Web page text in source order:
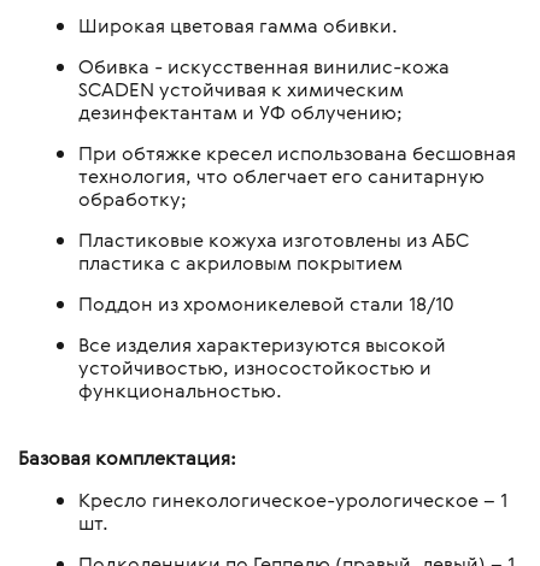
Широкая цветовая гамма обивки.
Обивка - искусственная винилис-кожа
SCADEN устойчивая к химическим
дезинфектантам и УФ облучению;
При обтяжке кресел использована бесшовная
технология, что облегчает его санитарную
обработку;
Пластиковые кожуха изготовлены из АБС
пластика с акриловым покрытием
Поддон из хромоникелевой стали 18/10
Все изделия характеризуются высокой
устойчивостью, износостойкостью и
функциональностью.
Базовая комплектация:
Кресло гинекологическое-урологическое – 1
шт.